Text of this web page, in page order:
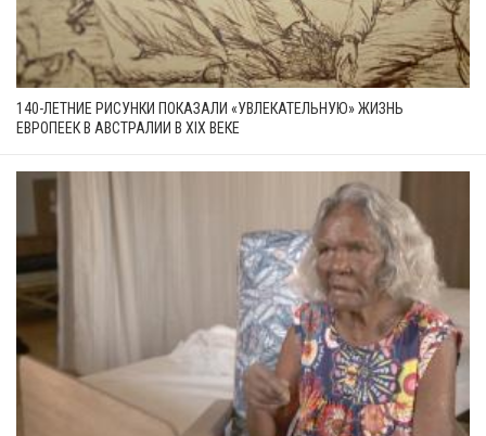
140-ЛЕТНИЕ РИСУНКИ ПОКАЗАЛИ «УВЛЕКАТЕЛЬНУЮ» ЖИЗНЬ
ЕВРОПЕЕК В АВСТРАЛИИ В XIX ВЕКЕ